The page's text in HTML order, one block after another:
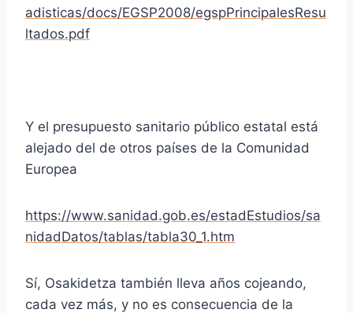
adisticas/docs/EGSP2008/egspPrincipalesResu
ltados.pdf
Y el presupuesto sanitario público estatal está
alejado del de otros países de la Comunidad
Europea
https://www.sanidad.gob.es/estadEstudios/sa
nidadDatos/tablas/tabla30_1.htm
Sí, Osakidetza también lleva años cojeando,
cada vez más, y no es consecuencia de la